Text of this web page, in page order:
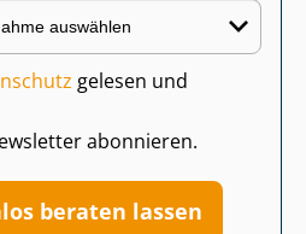
gelesen und
abonnieren.
beraten lassen